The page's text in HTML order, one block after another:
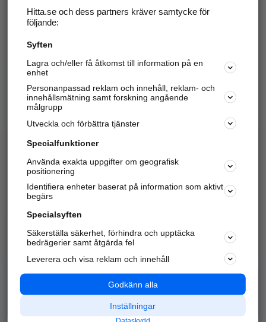
Hitta.se - Gratis nummerupplysning.
Sök företag, personer och platser.
Hitta telefonnummer, adresser, företagsinfo mm.
Marknadsför företaget
Kom igång och annonsera mot
samarbetspartners nära dig.
Alla kategorier
Populära sökningar
API & Kartor
Annonsera
Integritet
Nödnummer
Hitta.se och dess partners kräver samtycke för
följande:
Syften
Lagra och/eller få åtkomst till information på en
enhet
Personanpassad reklam och innehåll, reklam- och
innehållsmätning samt forskning angående
målgrupp
Utveckla och förbättra tjänster
Specialfunktioner
Använda exakta uppgifter om geografisk
positionering
Identifiera enheter baserat på information som aktivt
begärs
Specialsyften
Säkerställa säkerhet, förhindra och upptäcka
bedrägerier samt åtgärda fel
Leverera och visa reklam och innehåll
Godkänn alla
Inställningar
Dataskydd